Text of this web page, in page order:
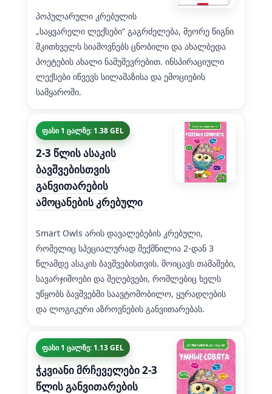
პოპულარული კრებულის
„საყვარელი ლექსები“ გაგრძელება, მეორე წიგნი
მკითხველს სიამოვნებს ცნობილი და ახალბედა
პოეტების ახალი ნამუშევრებით. ინსპირაციული
ლექსები იწვევს სილამაზისა და ემოციების
სამყაროში.
ფასი 1 ცალზე: 1.38 GEL
2-3 წლის ასაკის
ბავშვებისთვის
განვითარების
ამოცანების კრებული
Smart Owls არის დავალებების კრებული,
რომელიც სპეციალურად შექმნილია 2-დან 3
წლამდე ასაკის ბავშვებისთვის. მოიცავს თამაშები,
სავარჯიშოები და შეღებვები, რომლებიც ხელს
უწყობს ბავშვებში საავტომობილო, ყურადღების
და ლოგიკური აზროვნების განვითარებას.
ფასი 1 ცალზე: 1.13 GEL
ჭკვიანი მრჩეველები 2-3
წლის განვითარების